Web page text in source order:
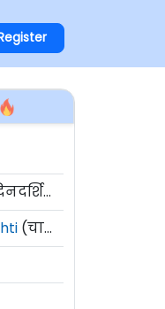
(चालू घडामोडी)